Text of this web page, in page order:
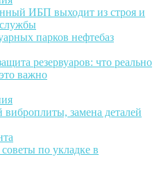
ИБП выходит из строя и
резервуаров: что реально
важно
замена деталей
по укладке в